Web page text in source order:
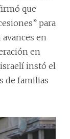
que
para
en
en
israelí instó el
de familias